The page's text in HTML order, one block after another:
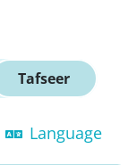
Tafseer
Language